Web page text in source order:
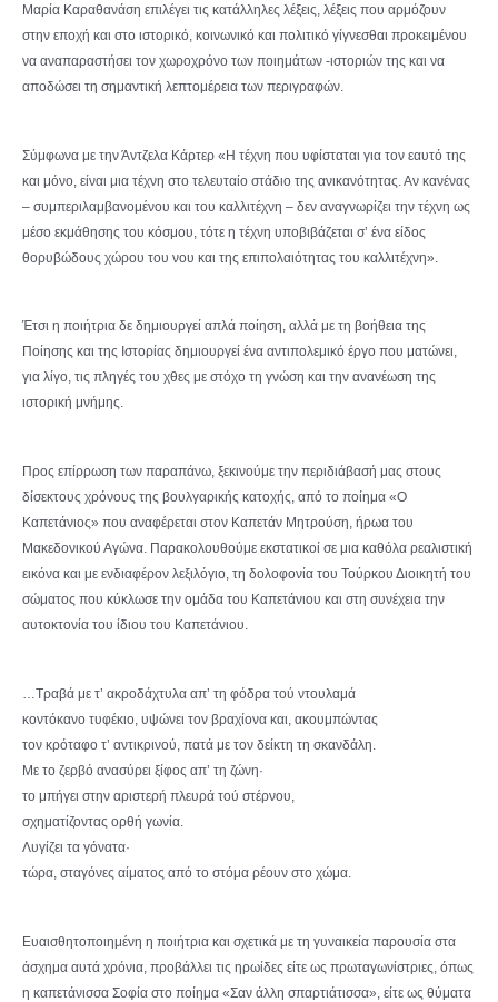
Μαρία Καραθανάση επιλέγει τις κατάλληλες λέξεις, λέξεις που αρμόζουν
στην εποχή και στο ιστορικό, κοινωνικό και πολιτικό γίγνεσθαι προκειμένου
να αναπαραστήσει τον χωροχρόνο των ποιημάτων -ιστοριών της και να
αποδώσει τη σημαντική λεπτομέρεια των περιγραφών.
Σύμφωνα με την Άντζελα Κάρτερ «H τέχνη που υφίσταται για τον εαυτό της
και μόνο, είναι μια τέχνη στο τελευταίο στάδιο της ανικανότητας. Αν κανένας
– συμπεριλαμβανομένου και του καλλιτέχνη – δεν αναγνωρίζει την τέχνη ως
μέσο εκμάθησης του κόσμου, τότε η τέχνη υποβιβάζεται σ’ ένα είδος
θορυβώδους χώρου του νου και της επιπολαιότητας του καλλιτέχνη».
Έτσι η ποιήτρια δε δημιουργεί απλά ποίηση, αλλά με τη βοήθεια της
Ποίησης και της Ιστορίας δημιουργεί ένα αντιπολεμικό έργο που ματώνει,
για λίγο, τις πληγές του χθες με στόχο τη γνώση και την ανανέωση της
ιστορική μνήμης.
Προς επίρρωση των παραπάνω, ξεκινούμε την περιδιάβασή μας στους
δίσεκτους χρόνους της βουλγαρικής κατοχής, από το ποίημα «Ο
Καπετάνιος» που αναφέρεται στον Καπετάν Μητρούση, ήρωα του
Μακεδονικού Αγώνα. Παρακολουθούμε εκστατικοί σε μια καθόλα ρεαλιστική
εικόνα και με ενδιαφέρον λεξιλόγιο, τη δολοφονία του Τούρκου Διοικητή του
σώματος που κύκλωσε την ομάδα του Καπετάνιου και στη συνέχεια την
αυτοκτονία του ίδιου του Καπετάνιου.
…Τραβά με τ’ ακροδάχτυλα απ’ τη φόδρα τού ντουλαμά
κοντόκανο τυφέκιο, υψώνει τον βραχίονα και, ακουμπώντας
τον κρόταφο τ’ αντικρινού, πατά με τον δείκτη τη σκανδάλη.
Mε το ζερβό ανασύρει ξίφος απ’ τη ζώνη·
το μπήγει στην αριστερή πλευρά τού στέρνου,
σχηματίζοντας ορθή γωνία.
Λυγίζει τα γόνατα·
τώρα, σταγόνες αίματος από το στόμα ρέουν στο χώμα.
Ευαισθητοποιημένη η ποιήτρια και σχετικά με τη γυναικεία παρουσία στα
άσχημα αυτά χρόνια, προβάλλει τις ηρωίδες είτε ως πρωταγωνίστριες, όπως
η καπετάνισσα Σοφία στο ποίημα «Σαν άλλη σπαρτιάτισσα», είτε ως θύματα